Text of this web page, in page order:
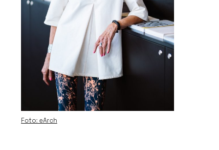
Foto: eArch